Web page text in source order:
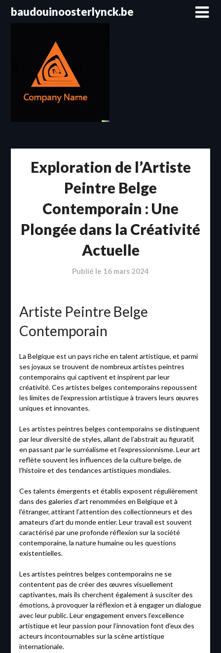
Passerbaudouinoosterlynck.be
Exploration de l’Artiste
Peintre Belge
Contemporain : Une
Plongée dans la Créativité
Actuelle
Publié le 16 mars 2024
Artiste Peintre Belge
Contemporain
La Belgique est un pays riche en talent artistique, et parmi
ses joyaux se trouvent de nombreux artistes peintres
contemporains qui captivent et inspirent par leur
créativité. Ces artistes belges contemporains repoussent
les limites de l’expression artistique à travers leurs œuvres
uniques et innovantes.
Les artistes peintres belges contemporains se distinguent
par leur diversité de styles, allant de l’abstrait au figuratif,
en passant par le surréalisme et l’expressionnisme. Leur art
reflète souvent les influences de la culture belge, de
l’histoire et des tendances artistiques mondiales.
Ces talents émergents et établis exposent régulièrement
dans des galeries d’art renommées en Belgique et à
l’étranger, attirant l’attention des collectionneurs et des
amateurs d’art du monde entier. Leur travail est souvent
caractérisé par une profonde réflexion sur la société
contemporaine, la nature humaine ou les questions
existentielles.
Les artistes peintres belges contemporains ne se
contentent pas de créer des œuvres visuellement
captivantes, mais ils cherchent également à susciter des
émotions, à provoquer la réflexion et à engager un dialogue
avec leur public. Leur engagement envers l’excellence
artistique et leur passion pour l’innovation font d’eux des
acteurs incontournables sur la scène artistique
internationale.